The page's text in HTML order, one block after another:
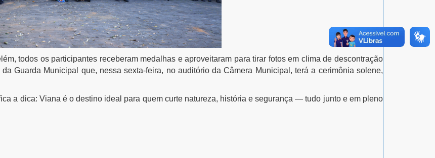
, todos os participantes receberam medalhas e aproveitaram para tirar fotos em clima de descontração
Guarda Municipal que, nessa sexta-feira, no auditório da Câmera Municipal, terá a cerimônia solene,
a dica: Viana é o destino ideal para quem curte natureza, história e segurança — tudo junto e em pleno